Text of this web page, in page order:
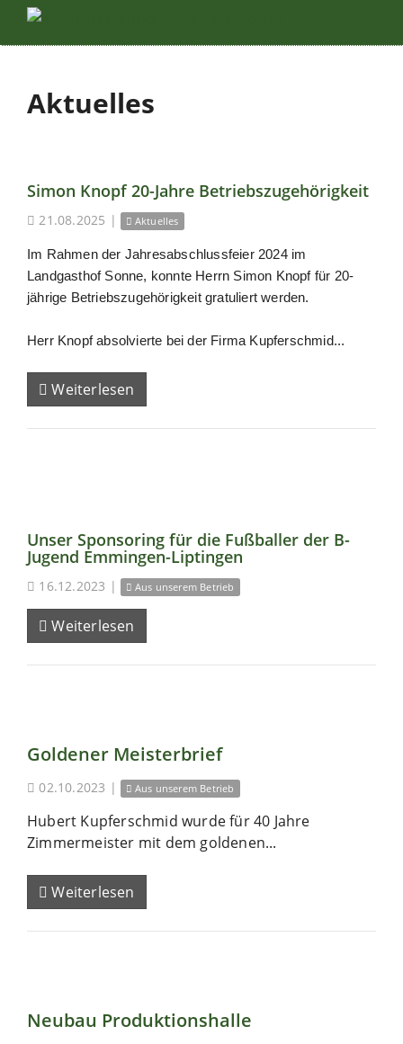
Aktuelles
Simon Knopf 20-Jahre Betriebszugehörigkeit
21.08.2025 | Aktuelles
Im Rahmen der Jahresabschlussfeier 2024 im
Landgasthof Sonne, konnte Herrn Simon Knopf für 20-
jährige Betriebszugehörigkeit gratuliert werden.
Herr Knopf absolvierte bei der Firma Kupferschmid...
Weiterlesen
Unser Sponsoring für die Fußballer der B-
Jugend Emmingen-Liptingen
16.12.2023 | Aus unserem Betrieb
Weiterlesen
Goldener Meisterbrief
02.10.2023 | Aus unserem Betrieb
Hubert Kupferschmid wurde für 40 Jahre
Zimmermeister mit dem goldenen...
Weiterlesen
Neubau Produktionshalle